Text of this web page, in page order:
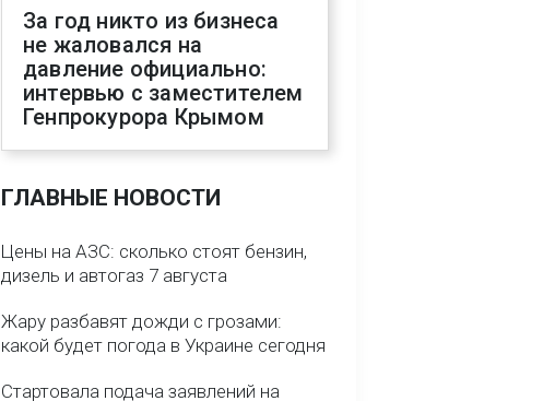
За год никто из бизнеса
не жаловался на
давление официально:
интервью с заместителем
Генпрокурора Крымом
ГЛАВНЫЕ НОВОСТИ
Цены на АЗС: сколько стоят бензин,
дизель и автогаз 7 августа
Жару разбавят дожди с грозами:
какой будет погода в Украине сегодня
Стартовала подача заявлений на